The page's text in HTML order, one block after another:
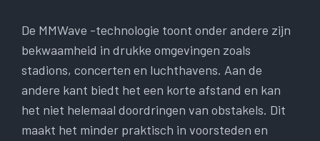
De MMWave -technologie toont onder andere zijn
bekwaamheid in drukke omgevingen zoals
stadions, concerten en luchthavens. Aan de
andere kant biedt het een korte afstand en kan
het niet helemaal doordringen van obstakels. Dit
maakt het minder praktisch in voorsteden en